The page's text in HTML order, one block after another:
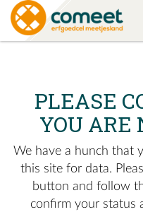
PLEASE
YOU ARE
We have a hunch that
this site for data.
button and follow
confirm your status